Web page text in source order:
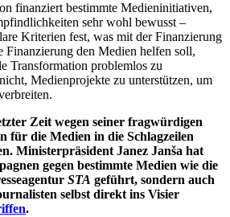
finanziert bestimmte Medieninitiativen,
sehr wohl bewusst –
Kriterien fest, was mit der Finanzierung
den Medien helfen soll,
Transformation problemlos zu
Medienprojekte zu unterstützen, um
Zeit wegen seiner fragwürdigen
für die Medien in die Schlagzeilen
Ministerpräsident Janez Janša hat
gegen bestimmte Medien wie die
STA geführt, sondern auch
selbst direkt ins Visier
.